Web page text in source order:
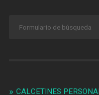
CALCETINES